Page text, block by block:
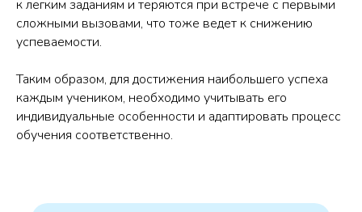
к легким заданиям и теряются при встрече с первыми
сложными вызовами, что тоже ведет к снижению
успеваемости.
Таким образом, для достижения наибольшего успеха
каждым учеником, необходимо учитывать его
индивидуальные особенности и адаптировать процесс
обучения соответственно.